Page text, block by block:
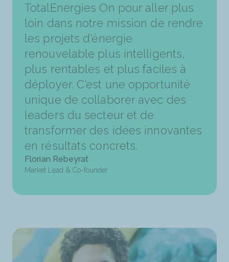
TotalEnergies On pour aller plus
loin dans notre mission de rendre
les projets d'énergie
renouvelable plus intelligents,
plus rentables et plus faciles à
déployer. C'est une opportunité
unique de collaborer avec des
leaders du secteur et de
transformer des idées innovantes
en résultats concrets.
Florian Rebeyrat
Market Lead & Co-founder